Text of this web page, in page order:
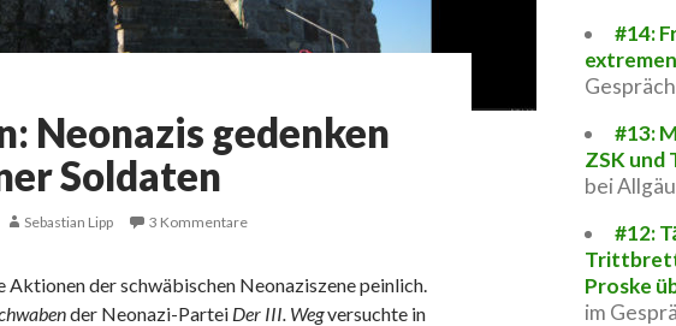
Neonazis gedenken
Soldaten
Sebastian Lipp 3 Kommentare
Aktionen der schwäbischen Neonaziszene peinlich.
der Neonazi-Partei Der III. Wegversuchte in
#14:
#13:
ZSK und
bei
#12:
Proske
im